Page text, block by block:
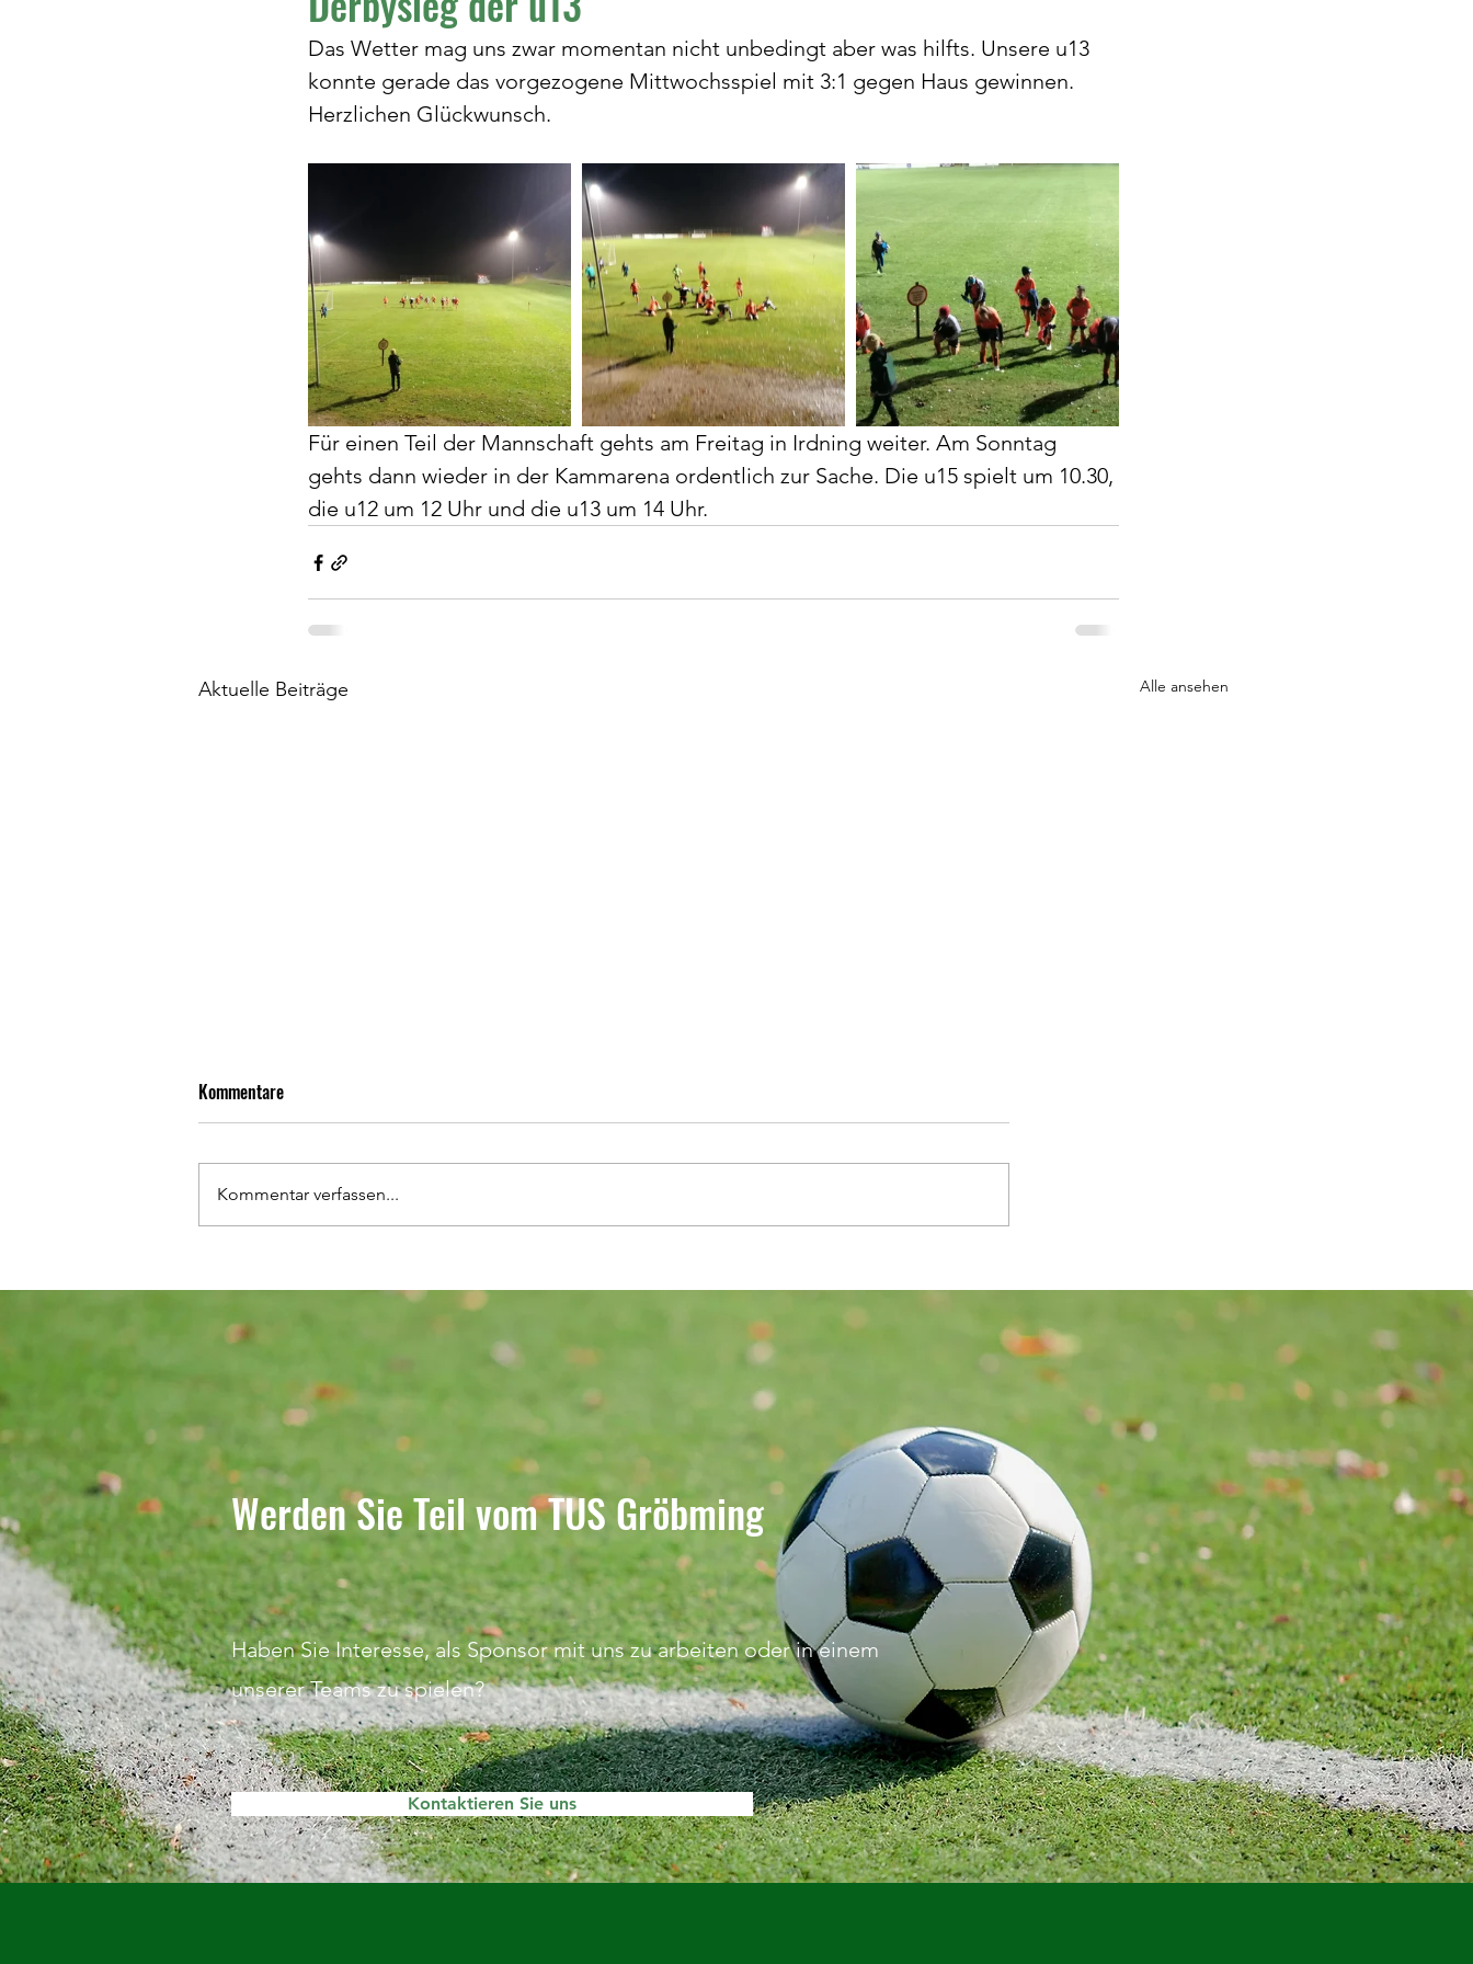
Das Wetter mag uns zwar momentan nicht unbedingt aber was hilfts. Unsere u13
konnte gerade das vorgezogene Mittwochsspiel mit 3:1 gegen Haus gewinnen.
Herzlichen Glückwunsch.
Für einen Teil der Mannschaft gehts am Freitag in Irdning weiter. Am Sonntag
gehts dann wieder in der Kammarena ordentlich zur Sache. Die u15 spielt um 10.30,
die u12 um 12 Uhr und die u13 um 14 Uhr.
Aktuelle Beiträge Alle ansehen
Nachwuchsmannschaften
Pruggern/Gröbming II
Kommentare
Kommentar verfassen...
Werden Sie Teil vom TUS Gröbming
Haben Sie Interesse, als Sponsor mit uns zu arbeiten oder in einem
unserer Teams zu spielen?
Kontaktieren Sie uns